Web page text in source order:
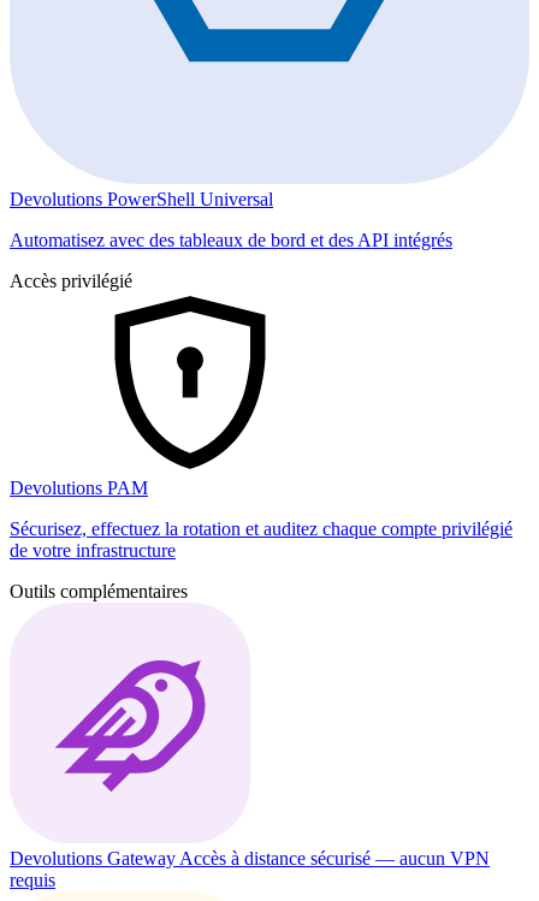
Devolutions PowerShell Universal
Automatisez avec des tableaux de bord et des API intégrés
Accès privilégié
Devolutions PAM
Sécurisez, effectuez la rotation et auditez chaque compte privilégié
de votre infrastructure
Outils complémentaires
Devolutions Gateway Accès à distance sécurisé — aucun VPN
requis